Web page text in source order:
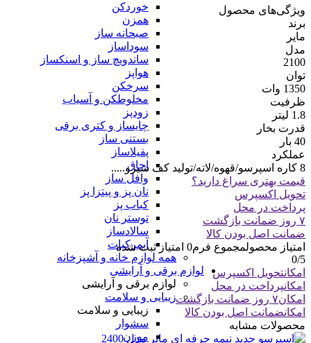
خوردکن
همزن
صبحانه ساز
سوداساز
ساندویچ ساز و اسنکساز
هواپز
سرخکن
مخلوطکن و آسیاب
زودپز
چایساز و کتری برقی
بستنی ساز
پفیلاساز
اجاق
وافل ساز
نان پز و پیتزا پز
کباب پز
توستر نان
سالادساز
آبمرکبات
همه لوازم خانه و آشپزخانه
لوازم برقی و آرایشی
لوازم برقی و آرایشی
زیبایی و سلامت
زیبایی و سلامت
سشوار
موزن
ویژگی‌های محصول
برند
مایر
مدل
2100
توان
1350 وات
ظرفیت
1.8 لیتر
قدرت بخار
40 بار
عملکرد
8 کاره اسپرسو/قهوه/لاته/تولید کف شیرو.....
قیمت بهتری سراغ دارید؟
تحویل اکسپرس
پرداخت در محل
۷ روز ضمانت بازگشت
ضمانت اصل بودن کالا
امتیاز محصولمجموع فرم0 امتیاز ثبت شده
0/5
امکانتحویل اکسپرس
امکانپرداخت در محل
امکان۷ روز ضمانت بازگشت
امکانضمانت اصل بودن کالا
محصولات مشابه